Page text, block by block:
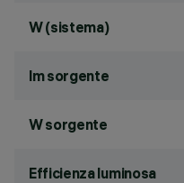
W (sistema)
lm sorgente
W sorgente
Efficienza luminosa